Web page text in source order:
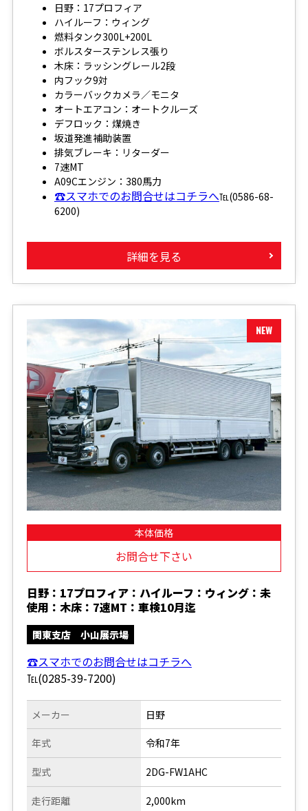
日野：17プロフィア
ハイルーフ：ウィング
燃料タンク300L+200L
ボルスターステンレス張り
木床：ラッシングレール2段
内フック9対
カラーバックカメラ／モニタ
オートエアコン：オートクルーズ
デフロック：煤焼き
坂道発進補助装置
排気ブレーキ：リターダー
7速MT
A09Cエンジン：380馬力
☎スマホでのお問合せはコチラへ℡(0586-68-
6200)
詳細を見る
本体価格
お問合せ下さい
日野：17プロフィア：ハイルーフ：ウィング：未
使用：木床：7速MT：車検10月迄
関東支店 小山展示場
☎スマホでのお問合せはコチラへ
℡(0285-39-7200)
メーカー
年式
型式
走行距離
日野
令和7年
2DG-FW1AHC
2,000km